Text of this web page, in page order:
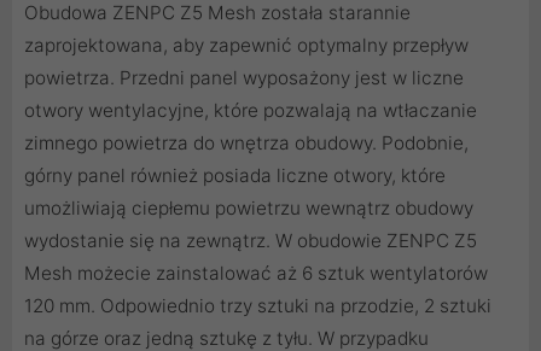
Obudowa ZENPC Z5 Mesh została starannie
zaprojektowana, aby zapewnić optymalny przepływ
powietrza. Przedni panel wyposażony jest w liczne
otwory wentylacyjne, które pozwalają na wtłaczanie
zimnego powietrza do wnętrza obudowy. Podobnie,
górny panel również posiada liczne otwory, które
umożliwiają ciepłemu powietrzu wewnątrz obudowy
wydostanie się na zewnątrz. W obudowie ZENPC Z5
Mesh możecie zainstalować aż 6 sztuk wentylatorów
120 mm. Odpowiednio trzy sztuki na przodzie, 2 sztuki
na górze oraz jedną sztukę z tyłu. W przypadku